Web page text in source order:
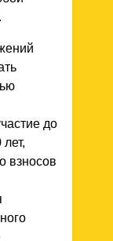
до
взносов